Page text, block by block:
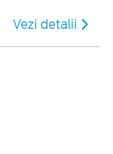
Vezi detalii